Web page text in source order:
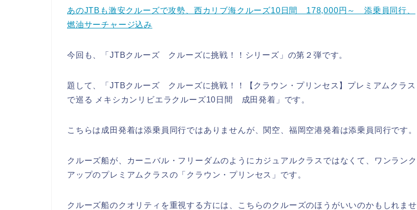
あのJTBも激安クルーズで攻勢、西カリブ海クルーズ10日間 178,000円～ 添乗員同行、
燃油サーチャージ込み
今回も、「JTBクルーズ クルーズに挑戦！！シリーズ」の第２弾です。
題して、「JTBクルーズ クルーズに挑戦！！【クラウン・プリンセス】プレミアムクラス
で巡る メキシカンリビエラクルーズ10日間 成田発着」です。
こちらは成田発着は添乗員同行ではありませんが、関空、福岡空港発着は添乗員同行です。
クルーズ船が、カーニバル・フリーダムのようにカジュアルクラスではなくて、ワンランク
アップのプレミアムクラスの「クラウン・プリンセス」です。
クルーズ船のクオリティを重視する方には、こちらのクルーズのほうがいいのかもしれませ